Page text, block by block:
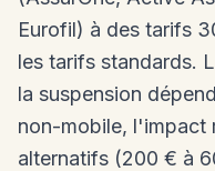
Eurofil) à des tarifs
les tarifs standards.
la suspension
non-mobile, l'impact
alternatifs (200 € à